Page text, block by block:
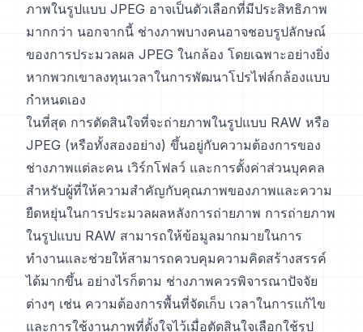
ภาพในรูปแบบ JPEG อาจเป็นตัวเลือกที่มีประสิทธิภาพ
มากกว่า นอกจากนี้ ช่างภาพบางคนอาจชอบรูปลักษณ์
ของการประมวลผล JPEG ในกล้อง โดยเฉพาะอย่างยิ่ง
หากพวกเขาลงทุนเวลาในการพัฒนาโปรไฟล์กล้องแบบ
กำหนดเอง
ในที่สุด การตัดสินใจที่จะถ่ายภาพในรูปแบบ RAW หรือ
JPEG (หรือทั้งสองอย่าง) ขึ้นอยู่กับความต้องการของ
ช่างภาพแต่ละคน เวิร์กโฟลว์ และการตั้งค่าส่วนบุคคล
สำหรับผู้ที่ให้ความสำคัญกับคุณภาพของภาพและความ
ยืดหยุ่นในการประมวลผลหลังการถ่ายภาพ การถ่ายภาพ
ในรูปแบบ RAW สามารถให้ข้อมูลมากมายในการ
ทำงานและช่วยให้สามารถควบคุมความคิดสร้างสรรค์
ได้มากขึ้น อย่างไรก็ตาม ช่างภาพควรพิจารณาปัจจัย
ต่างๆ เช่น ความต้องการพื้นที่จัดเก็บ เวลาในการแก้ไข
และการใช้งานภาพที่ตั้งใจไว้เมื่อตัดสินใจเลือกใช้รูป